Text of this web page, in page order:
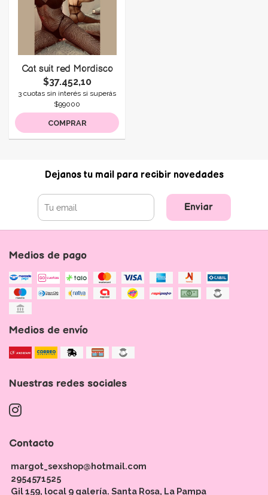
Cat suit red Mordisco
$37.452,10
3 cuotas sin interés si superás
$99000
COMPRAR
Dejanos tu mail para recibir novedades
Enviar
Medios de pago
Medios de envío
Nuestras redes sociales
Contacto
margot_sexshop@hotmail.com
2954571525
Gil 159, local 9 galería. Santa Rosa, La Pampa